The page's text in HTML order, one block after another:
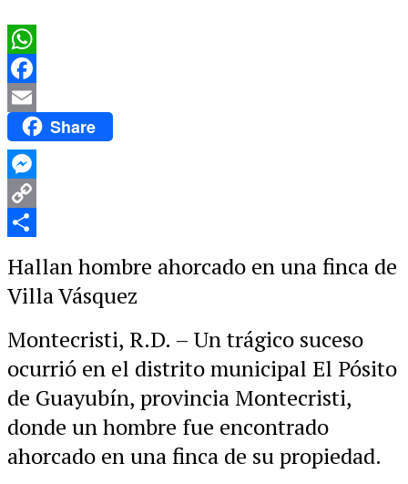
WhatsApp
Facebook
Email Share
Messenger
Copy
Hallan hombre ahorcado en una finca de
Villa Vásquez
Montecristi, R.D. – Un trágico suceso
ocurrió en el distrito municipal El Pósito
de Guayubín, provincia Montecristi,
donde un hombre fue encontrado
ahorcado en una finca de su propiedad.